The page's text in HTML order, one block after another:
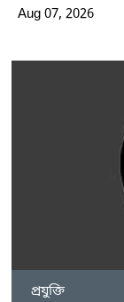
Aug 07, 2026
প্রযুক্তি